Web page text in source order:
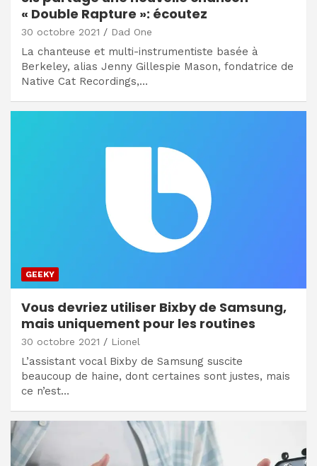
« Double Rapture »: écoutez
30 octobre 2021 Dad One
La chanteuse et multi-instrumentiste basée à
Berkeley, alias Jenny Gillespie Mason, fondatrice de
Native Cat Recordings,…
GEEKY
Vous devriez utiliser Bixby de Samsung,
mais uniquement pour les routines
30 octobre 2021 Lionel
L’assistant vocal Bixby de Samsung suscite
beaucoup de haine, dont certaines sont justes, mais
ce n’est…